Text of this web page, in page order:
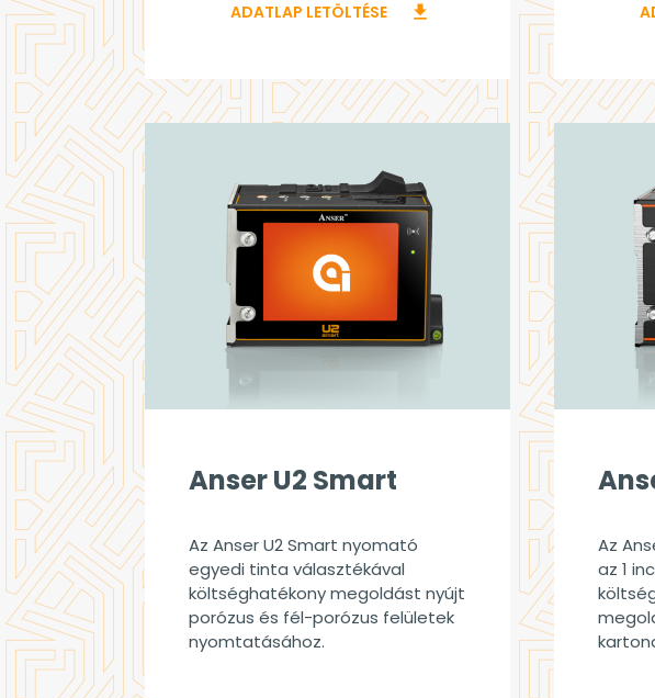
ADATLAP LETÖLTÉSE download
Anser U2 Smart
Az Anser U2 Smart nyomató
egyedi tinta választékával
költséghatékony megoldást nyújt
porózus és fél-porózus felületek
nyomtatásához.
Az
az 1